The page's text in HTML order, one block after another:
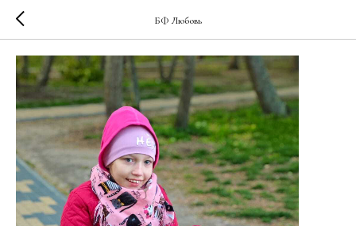
БФ Любовь